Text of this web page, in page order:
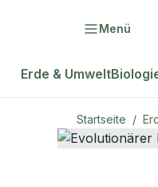
Menü
Erde & Umwelt
Startseite /